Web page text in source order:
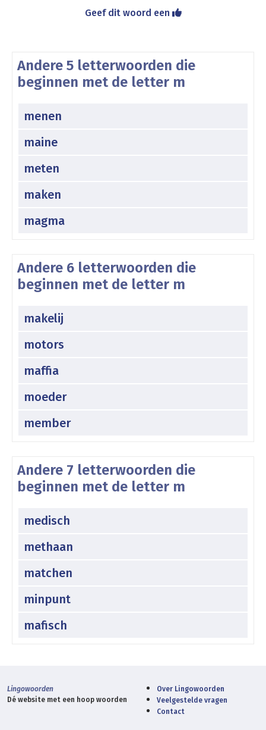
Geef dit woord een
Andere 5 letterwoorden die
beginnen met de letter m
menen
maine
meten
maken
magma
Andere 6 letterwoorden die
beginnen met de letter m
makelij
motors
maffia
moeder
member
Andere 7 letterwoorden die
beginnen met de letter m
medisch
methaan
matchen
minpunt
mafisch
Lingowoorden
Dé website met een hoop woorden
Over Lingowoorden
Veelgestelde vragen
Contact